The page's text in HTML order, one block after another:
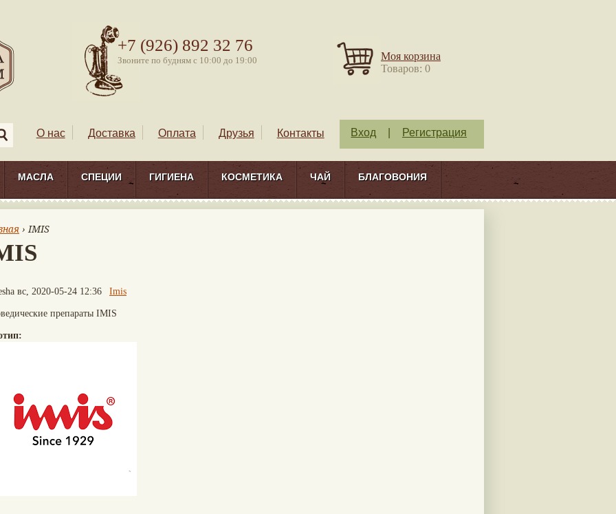
+7 (926) 892 32 76
Звоните по будням с 10:00 до 19:00
Моя корзина
Товаров: 0
О нас Доставка Оплата Друзья Контакты Вход Регистрация
МАСЛА СПЕЦИИ ГИГИЕНА КОСМЕТИКА ЧАЙ БЛАГОВОНИЯ
› IMIS
вс, 2020-05-24 12:36 Imis
препараты IMIS